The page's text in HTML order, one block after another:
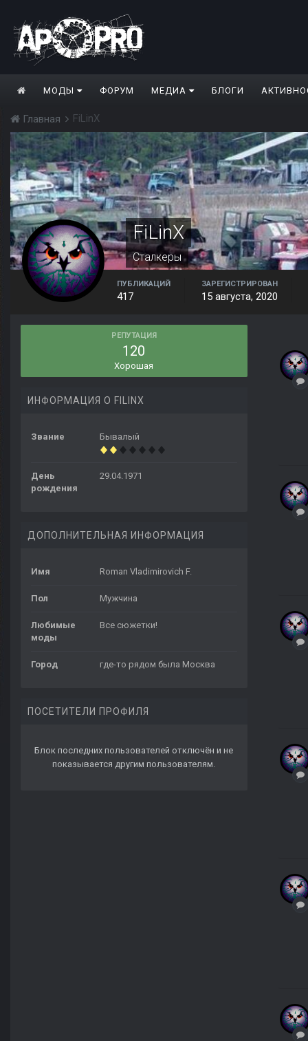
МОДЫ ФОРУМ МЕДИА БЛОГИ
Главная FiLinX
FiLinX
Сталкеры
ПУБЛИКАЦИЙ
417
ЗАРЕГИСТРИРОВАН
15 августа, 2020
РЕПУТАЦИЯ
120
Хорошая
ИНФОРМАЦИЯ О FILINX
Звание Бывалый
День
рождения
29.04.1971
ДОПОЛНИТЕЛЬНАЯ ИНФОРМАЦИЯ
Имя Roman Vladimirovich F.
Пол Мужчина
Любимые
моды
Все сюжетки!
Город где-то рядом была Москва
ПОСЕТИТЕЛИ ПРОФИЛЯ
Блок последних пользователей отключён и не
показывается другим пользователям.